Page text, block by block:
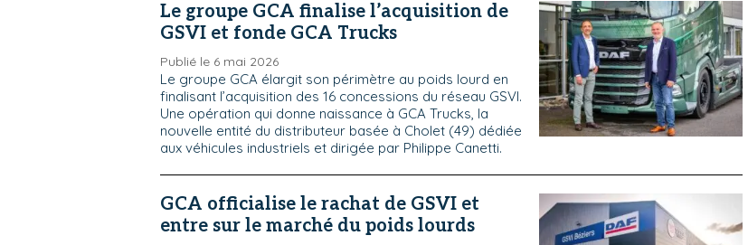
Le groupe GCA finalise l’acquisition de
GSVI et fonde GCA Trucks
Publié le 6 mai 2026
Le groupe GCA élargit son périmètre au poids lourd en
finalisant l’acquisition des 16 concessions du réseau GSVI.
Une opération qui donne naissance à GCA Trucks, la
nouvelle entité du distributeur basée à Cholet (49) dédiée
aux véhicules industriels et dirigée par Philippe Canetti.
GCA officialise le rachat de GSVI et
entre sur le marché du poids lourds